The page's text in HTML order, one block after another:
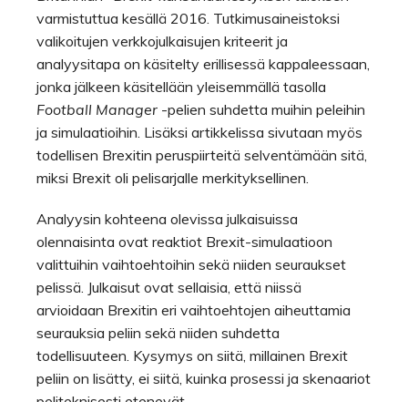
varmistuttua kesällä 2016. Tutkimusaineistoksi
valikoitujen verkkojulkaisujen kriteerit ja
analyysitapa on käsitelty erillisessä kappaleessaan,
jonka jälkeen käsitellään yleisemmällä tasolla
Football Manager -pelien suhdetta muihin peleihin
ja simulaatioihin. Lisäksi artikkelissa sivutaan myös
todellisen Brexitin peruspiirteitä selventämään sitä,
miksi Brexit oli pelisarjalle merkityksellinen.
Analyysin kohteena olevissa julkaisuissa
olennaisinta ovat reaktiot Brexit-simulaatioon
valittuihin vaihtoehtoihin sekä niiden seuraukset
pelissä. Julkaisut ovat sellaisia, että niissä
arvioidaan Brexitin eri vaihtoehtojen aiheuttamia
seurauksia peliin sekä niiden suhdetta
todellisuuteen. Kysymys on siitä, millainen Brexit
peliin on lisätty, ei siitä, kuinka prosessi ja skenaariot